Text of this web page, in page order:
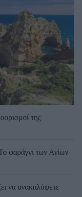
της
φαράγγι των Αγίων
να ανακαλύψετε